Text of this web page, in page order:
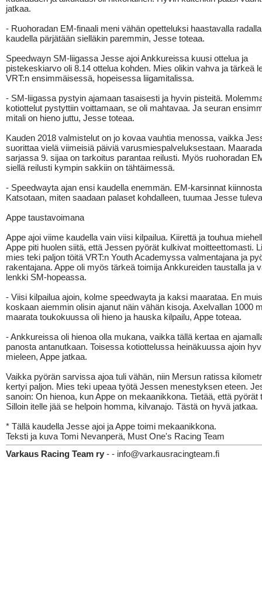
jatkaa.
- Ruohoradan EM-finaali meni vähän opetteluksi haastavalla
kaudella pärjätään sielläkin paremmin, Jesse toteaa.
Speedwayn SM-liigassa Jesse ajoi Ankkureissa kuusi ottelua ja
pistekeskiarvo oli 8.14 ottelua kohden. Mies olikin vahva ja tärkeä
VRT:n ensimmäisessä, hopeisessa liigamitalissa.
- SM-liigassa pystyin ajamaan tasaisesti ja hyvin pisteitä.
kotiottelut pystyttiin voittamaan, se oli mahtavaa. Ja seuran
mitali on hieno juttu, Jesse toteaa.
Kauden 2018 valmistelut on jo kovaa vauhtia menossa, vaikka
suorittaa vielä viimeisiä päiviä varusmiespalveluksestaan.
sarjassa 9. sijaa on tarkoitus parantaa reilusti. Myös ruohoradan
siellä reilusti kympin sakkiin on tähtäimessä.
- Speedwayta ajan ensi kaudella enemmän. EM-karsinnat
Katsotaan, miten saadaan palaset kohdalleen, tuumaa Jesse
Appe taustavoimana
Appe ajoi viime kaudella vain viisi kilpailua. Kiirettä ja touhua
Appe piti huolen siitä, että Jessen pyörät kulkivat moitteettomasti.
mies teki paljon töitä VRT:n Youth Academyssa valmentajana ja
rakentajana. Appe oli myös tärkeä toimija Ankkureiden taustalla ja
lenkki SM-hopeassa.
- Viisi kilpailua ajoin, kolme speedwayta ja kaksi maarataa. En
koskaan aiemmin olisin ajanut näin vähän kisoja. Axelvallan 1000
maarata toukokuussa oli hieno ja hauska kilpailu, Appe toteaa.
- Ankkureissa oli hienoa olla mukana, vaikka tällä kertaa en
panosta antanutkaan. Toisessa kotiottelussa heinäkuussa ajoin
mieleen, Appe jatkaa.
Vaikka pyörän sarvissa ajoa tuli vähän, niin Mersun ratissa
kertyi paljon. Mies teki upeaa työtä Jessen menestyksen eteen.
sanoin: On hienoa, kun Appe on mekaanikkona. Tietää, että pyörät
Silloin itelle jää se helpoin homma, kilvanajo. Tästä on hyvä jatkaa.
* Tällä kaudella Jesse ajoi ja Appe toimi mekaanikkona.
Teksti ja kuva Tomi Nevanperä, Must One's Racing Team
Varkaus Racing Team ry - - info@varkausracingteam.fi